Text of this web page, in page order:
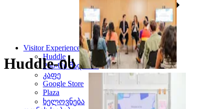
Visitor Experience
Huddle
Pop-Up მაღაზია
კაფე
Google Store
Plaza
ხელოვნება
Huddle-ის